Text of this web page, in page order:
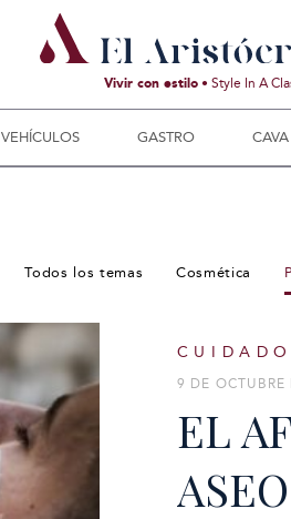
Vivir con estilo • Style In A
VEHÍCULOS GASTRO CAVA
Todos los temas Cosmética
EL
9 DE OCTUBRE